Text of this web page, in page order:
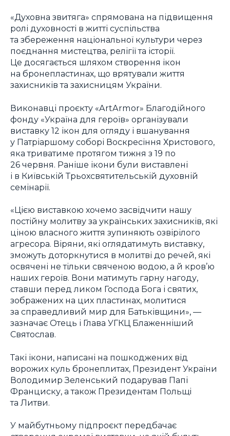
«Духовна звитяга» спрямована на підвищення
ролі духовності в житті суспільства
та збереження національної культури через
поєднання мистецтва, релігії та історії.
Це досягається шляхом створення ікон
на бронепластинах, що врятували життя
захисників та захисницям України.
Виконавці проєкту «ArtArmor» Благодійного
фонду «Україна для героїв» організували
виставку 12 ікон для огляду і вшанування
у Патріаршому соборі Воскресіння Христового,
яка триватиме протягом тижня з 19 по
26 червня. Раніше ікони були виставлені
і в Київській Трьохсвятительській духовній
семінарії.
«Цією виставкою хочемо засвідчити нашу
постійну молитву за українських захисників, які
ціною власного життя зупиняють озвірілого
агресора. Віряни, які оглядатимуть виставку,
зможуть доторкнутися в молитві до речей, які
освячені не тільки свяченою водою, а й кров’ю
наших героїв. Вони матимуть гарну нагоду,
ставши перед ликом Господа Бога і святих,
зображених на цих пластинах, молитися
за справедливий мир для Батьківщини», —
зазначає Отець і Глава УГКЦ Блаженніший
Святослав.
Такі ікони, написані на пошкоджених від
ворожих куль бронеплитах, Президент України
Володимир Зеленський подарував Папі
Франциску, а також Президентам Польщі
та Литви.
У майбутньому підпроєкт передбачає